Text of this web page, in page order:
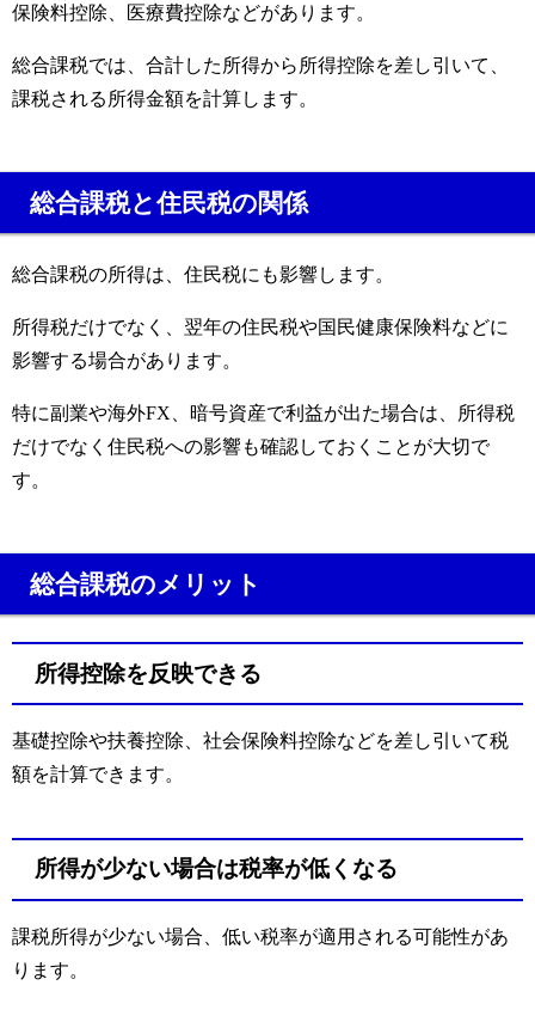
保険料控除、医療費控除などがあります。
総合課税では、合計した所得から所得控除を差し引いて、
課税される所得金額を計算します。
総合課税と住民税の関係
総合課税の所得は、住民税にも影響します。
所得税だけでなく、翌年の住民税や国民健康保険料などに
影響する場合があります。
特に副業や海外FX、暗号資産で利益が出た場合は、所得税
だけでなく住民税への影響も確認しておくことが大切で
す。
総合課税のメリット
所得控除を反映できる
基礎控除や扶養控除、社会保険料控除などを差し引いて税
額を計算できます。
所得が少ない場合は税率が低くなる
課税所得が少ない場合、低い税率が適用される可能性があ
ります。